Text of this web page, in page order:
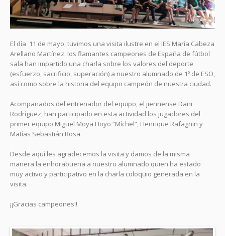
El día 11 de mayo, tuvimos una visita ilustre en el IES María Cabeza
Arellano Martínez: los flamantes campeones de España de fútbol
sala han impartido una charla sobre los valores del deporte
(esfuerzo, sacrificio, superación) a nuestro alumnado de 1º de ESO,
así como sobre la historia del equipo campeón de nuestra ciudad.
Acompañados del entrenador del equipo, el jiennense Dani
Rodríguez, han participado en esta actividad los jugadores del
primer equipo Miguel Moya Hoyo “Míchel”, Henrique Rafagnin y
Matías Sebastián Rosa.
Desde aquí les agradecemos la visita y damos de la misma
manera la enhorabuena a nuestro alumnado quien ha estado
muy activo y participativo en la charla coloquio generada en la
visita.
¡¡Gracias campeones!!